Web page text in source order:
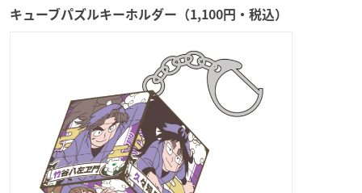
キューブパズルキーホルダー（1,100円・税込）